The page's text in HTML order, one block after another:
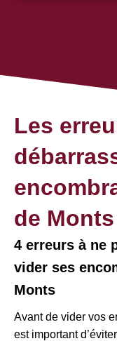
Les
de Monts
4 erreurs à ne
vider ses
Monts
Avant de vider vos
est important